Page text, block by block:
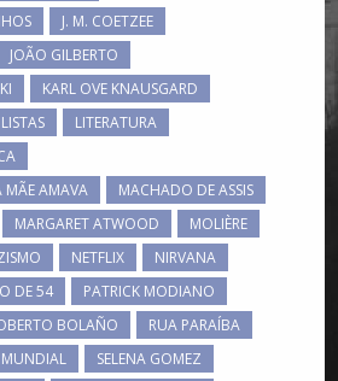
J. M. COETZEE
JOÃO GILBERTO
KARL OVE KNAUSGARD
LISTAS
LITERATURA
MÃE AMAVA
MACHADO DE ASSIS
MARGARET ATWOOD
MOLIÈRE
NETFLIX
NIRVANA
DE 54
PATRICK MODIANO
BOLAÑO
RUA PARAÍBA
MUNDIAL
SELENA GOMEZ